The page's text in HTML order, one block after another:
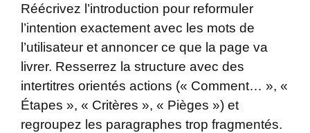
Réécrivez l’introduction pour reformuler
l’intention exactement avec les mots de
l’utilisateur et annoncer ce que la page va
livrer. Resserrez la structure avec des
intertitres orientés actions (« Comment… », «
Étapes », « Critères », « Pièges ») et
regroupez les paragraphes trop fragmentés.